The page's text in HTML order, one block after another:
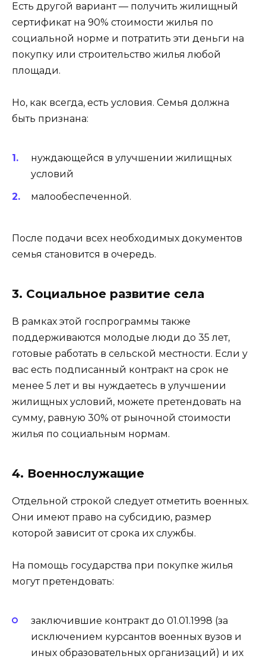
Есть другой вариант — получить жилищный
сертификат на 90% стоимости жилья по
социальной норме и потратить эти деньги на
покупку или строительство жилья любой
площади.
Но, как всегда, есть условия. Семья должна
быть признана:
нуждающейся в улучшении жилищных
условий
малообеспеченной.
После подачи всех необходимых документов
семья становится в очередь.
3. Социальное развитие села
В рамках этой госпрограммы также
поддерживаются молодые люди до 35 лет,
готовые работать в сельской местности. Если у
вас есть подписанный контракт на срок не
менее 5 лет и вы нуждаетесь в улучшении
жилищных условий, можете претендовать на
сумму, равную 30% от рыночной стоимости
жилья по социальным нормам.
4. Военнослужащие
Отдельной строкой следует отметить военных.
Они имеют право на субсидию, размер
которой зависит от срока их службы.
На помощь государства при покупке жилья
могут претендовать:
заключившие контракт до 01.01.1998 (за
исключением курсантов военных вузов и
иных образовательных организаций) и их